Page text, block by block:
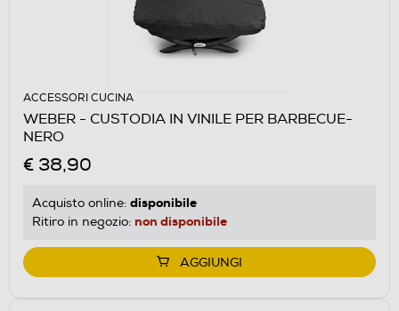
ACCESSORI CUCINA
WEBER - CUSTODIA IN VINILE PER BARBECUE-
NERO
€ 38,90
Acquisto online: disponibile
Ritiro in negozio: non disponibile
AGGIUNGI